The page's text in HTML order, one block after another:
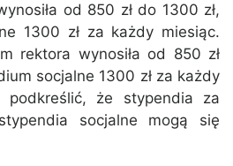
od 850 zł do 1300 zł,
1300 zł za każdy miesiąc.
rektora wynosiła od 850 zł
socjalne 1300 zł za każdy
podkreślić, że stypendia za
socjalne mogą się